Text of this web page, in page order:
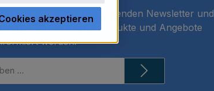
regelmäßig erscheinenden Newsletter und
sein, über neue Produkte und Angebote
werden.
akzeptieren